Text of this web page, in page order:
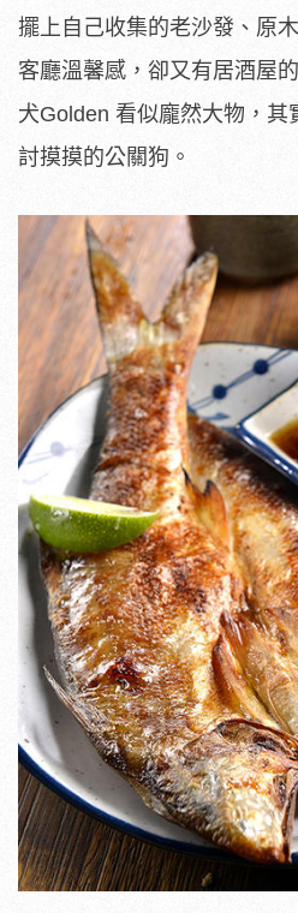
擺上自己收集的老沙發、原
客廳溫馨感，卻又有居酒屋
犬Golden 看似龐然大物，其
討摸摸的公關狗。